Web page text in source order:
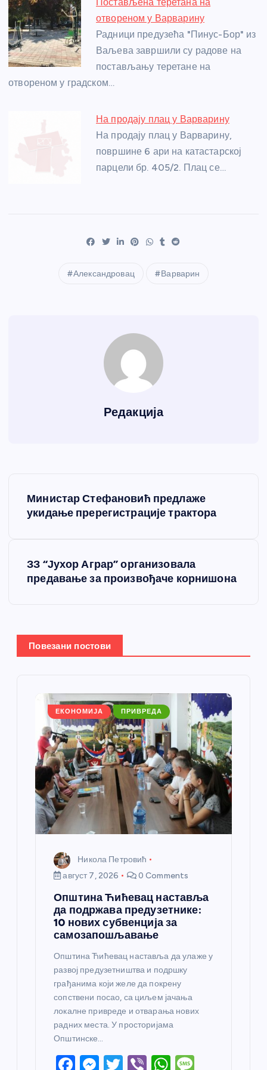
отвореном у Варварину
Радници предузећа "Пинус-Бор" из
Ваљева завршили су радове на
постављању теретане на
отвореном у градском…
На продају плац у Варварину
На продају плац у Варварину,
површине 6 ари на катастарској
парцели бр. 405/2. Плац се…
Александровац Варварин
Редакција
њ
е
Министар Стефановић предлаже
укидање пререгистрације трактора
ЗЗ “Јухор Аграр” организовала
предавање за произвођаче корнишона
Повезани постови
ЕКОНОМИЈА ПРИВРЕДА
Никола Петровић
август 7, 2026
0 Comments
Општина Ћићевац наставља
да подржава предузетнике:
10 нових субвенција за
самозапошљавање
Општина Ћићевац наставља да улаже у
развој предузетништва и подршку
грађанима који желе да покрену
сопствени посао, са циљем јачања
локалне привреде и отварања нових
радних места. У просторијама
Општинске…
F M T Vi W